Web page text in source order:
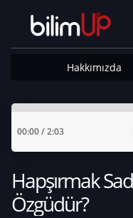
Hakkımızda
00:00/2:03
Hapşırmak
Özgüdür?